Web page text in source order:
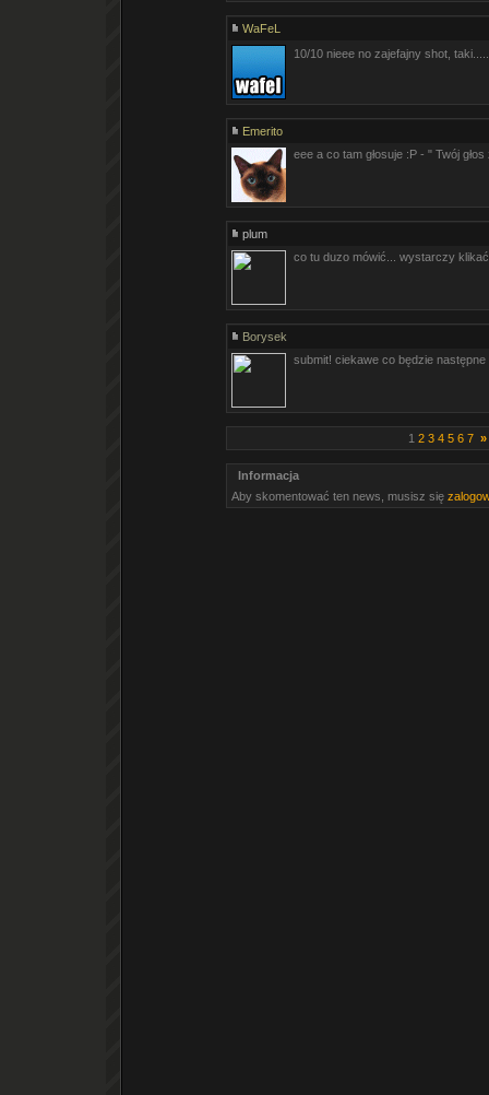
WaFeL
10/10 nieee no zajefajny shot,
Emerito
eee a co tam głosuje :P - " Twój
plum
co tu duzo mówić... wystarczy
Borysek
submit! ciekawe co będzie
1 2 3 4 5 6 7 »
Informacja
Aby skomentować ten news, musisz się